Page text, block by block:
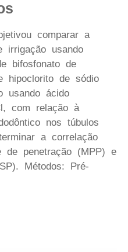
comparar a
irrigação usando
bifosfonato de
hipoclorito de sódio
usando ácido
com relação à
nos túbulos
a correlação
de penetração (MPP) e
Métodos: Pré-